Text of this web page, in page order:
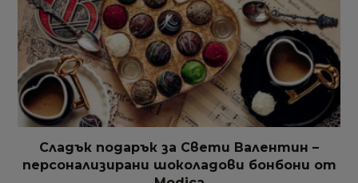
Сладък подарък за Свети Валентин –
персонализирани шоколадови бонбони от